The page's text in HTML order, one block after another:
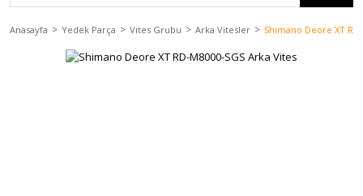
Anasayfa Yedek Parça Vites Grubu Arka Vitesler Shimano Deore XT